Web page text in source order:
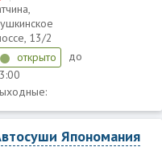
13/2
открыто
до
Япономания